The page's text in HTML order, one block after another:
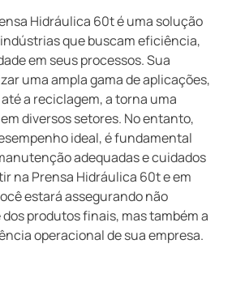
Hidráulica 60t é uma solução
que buscam eficiência,
em seus processos. Sua
uma ampla gama de aplicações,
a reciclagem, a torna uma
diversos setores. No entanto,
ideal, é fundamental
adequadas e cuidados
na Prensa Hidráulica 60t e em
estará assegurando não
produtos finais, mas também a
operacional de sua empresa.